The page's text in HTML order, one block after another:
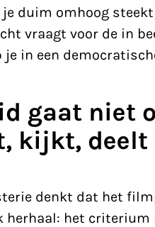
duim omhoog
vraagt voor de in
in een
gaat niet
kijkt,
denkt dat het
herhaal: het